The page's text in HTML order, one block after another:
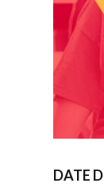
DATE